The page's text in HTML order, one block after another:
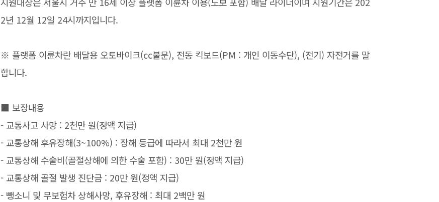
2년 12월 12일 24시까지입니다.
※ 플랫폼 이륜차란 배달용 오토바이크(cc불문), 전동 킥보드(PM : 개인 이동수단), (전기) 자전거를 말
합니다.
■ 보장내용
- 교통사고 사망 : 2천만 원(정액 지급)
- 교통상해 후유장해(3~100%) : 장해 등급에 따라서 최대 2천만 원
- 교통상해 수술비(골절상해에 의한 수술 포함) : 30만 원(정액 지급)
- 교통상해 골절 발생 진단금 : 20만 원(정액 지급)
- 뺑소니 및 무보험차 상해사망, 후유장해 : 최대 2백만 원